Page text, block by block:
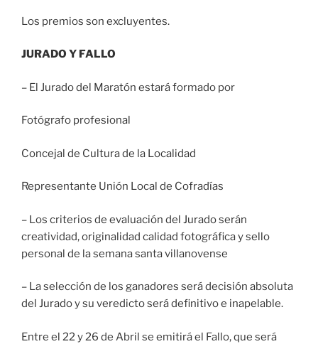
Los premios son excluyentes.
JURADO Y FALLO
– El Jurado del Maratón estará formado por
Fotógrafo profesional
Concejal de Cultura de la Localidad
Representante Unión Local de Cofradías
– Los criterios de evaluación del Jurado serán
creatividad, originalidad calidad fotográfica y sello
personal de la semana santa villanovense
– La selección de los ganadores será decisión absoluta
del Jurado y su veredicto será definitivo e inapelable.
Entre el 22 y 26 de Abril se emitirá el Fallo, que será